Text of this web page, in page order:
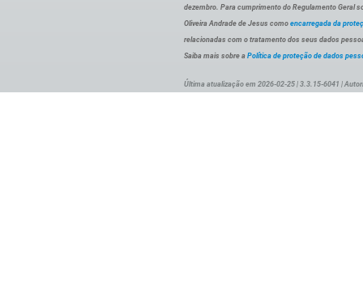
dezembro. Para cumprimento do Regulamento Geral
Oliveira Andrade de Jesus como encarregada da
relacionadas com o tratamento dos seus dados
Saiba mais sobre a Política de proteção de dados
Última atualização em 2026-02-25 | 3.3.15-6041 |